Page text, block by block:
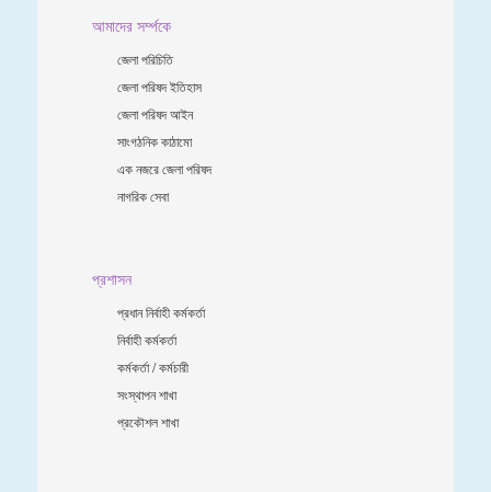
আমাদের সর্ম্পকে
জেলা পরিচিতি
জেলা পরিষদ ইতিহাস
জেলা পরিষদ আইন
সাংগঠনিক কাঠামো
এক নজরে জেলা পরিষদ
নাগরিক সেবা
প্রশাসন
প্রধান নির্বাহী কর্মকর্তা
নির্বাহী কর্মকর্তা
কর্মকর্তা / কর্মচারী
সংস্থাপন শাখা
প্রকৌশল শাখা